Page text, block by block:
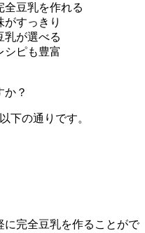
全豆乳を作れる
すっきり
乳が選べる
シピも豊富
か？
下の通りです。
に完全豆乳を作ることがで